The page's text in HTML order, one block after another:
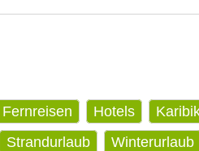
Fernreisen Hotels
Strandurlaub Winterurlaub